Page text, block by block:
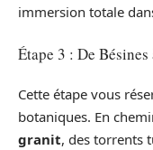
immersion totale
Étape 3 : De Bésines
Cette étape vous
botaniques. En
granit, des torrents